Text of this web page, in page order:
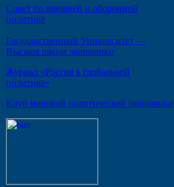
Совет по внешней и оборонной
политике
Государственный Университет —
Высшая школа экономики
Журнал «Россия в глобальной
политике»
Клуб мировой политической экономики